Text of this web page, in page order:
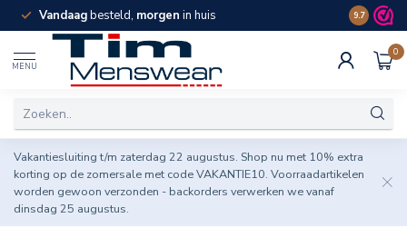
Vandaagbesteld, morgen in huis Spaar
9.7
MENU
0
Vakantiesluiting t/m zaterdag 22 augustus. Shop nu met 10% extra
korting op de zomersale met code VAKANTIE10. Voorraadartikelen
worden gewoon verzonden - backorders verwerken we vanaf
dinsdag 25 augustus.